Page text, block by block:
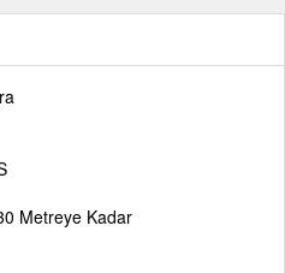
Metreye Kadar